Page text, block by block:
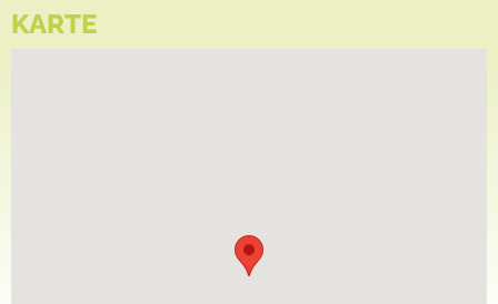
KARTE